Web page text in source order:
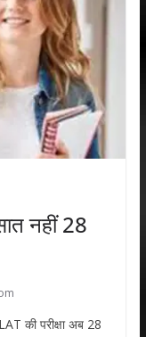
नहीं 28
की परीक्षा अब 28